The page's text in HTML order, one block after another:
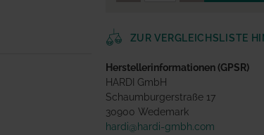
ZUR VERGLEICHSLISTE
Herstellerinformationen (GPSR)
HARDI GmbH
Schaumburgerstraße 17
30900 Wedemark
hardi@hardi-gmbh.com